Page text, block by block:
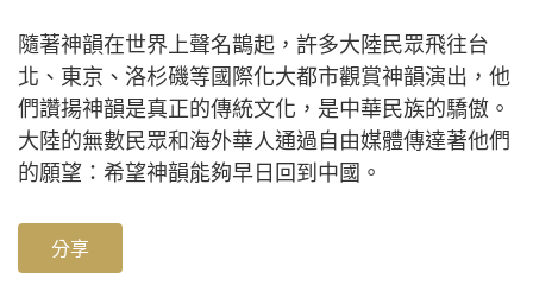
隨著神韻在世界上聲名鵲起，許多大陸民眾飛往台
北、東京、洛杉磯等國際化大都市觀賞神韻演出，他
們讚揚神韻是真正的傳統文化，是中華民族的驕傲。
大陸的無數民眾和海外華人通過自由媒體傳達著他們
的願望：希望神韻能夠早日回到中國。
分享